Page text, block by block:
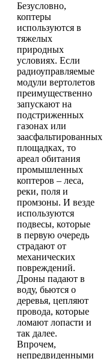
Безусловно,
коптеры
используются в
тяжелых
природных
условиях. Если
радиоуправляемые
модули вертолетов
преимущественно
запускают на
подстриженных
газонах или
заасфальтированных
площадках, то
ареал обитания
промышленных
коптеров – леса,
реки, поля и
промзоны. И везде
используются
подвесы, которые
в первую очередь
страдают от
механических
повреждений.
Дроны падают в
воду, бьются о
деревья, цепляют
провода, которые
ломают лопасти и
так далее.
Впрочем,
непредвиденными